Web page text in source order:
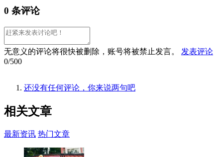
0 条评论
无意义的评论将很快被删除，账号将被禁止发言。
发表评论
0/500
还没有任何评论，你来说两句吧
相关文章
最新资讯 热门文章